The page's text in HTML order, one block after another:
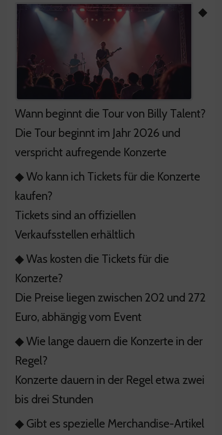
◆
Wann beginnt die Tour von Billy Talent?
Die Tour beginnt im Jahr 2026 und
verspricht aufregende Konzerte
◆ Wo kann ich Tickets für die Konzerte
kaufen?
Tickets sind an offiziellen
Verkaufsstellen erhältlich
◆ Was kosten die Tickets für die
Konzerte?
Die Preise liegen zwischen 202 und 272
Euro, abhängig vom Event
◆ Wie lange dauern die Konzerte in der
Regel?
Konzerte dauern in der Regel etwa zwei
bis drei Stunden
◆ Gibt es spezielle Merchandise-Artikel